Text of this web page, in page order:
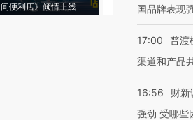
间便利店》倾情上线
国品牌表现
17:00
普渡
渠道和产品
16:56
财
强劲 受哪些